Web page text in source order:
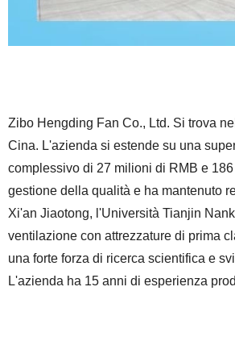
Zibo Hengding Fan Co., Ltd. Si trova
Cina. L'azienda si estende su una
complessivo di 27 milioni di RMB e
gestione della qualità e ha mantenuto
Xi'an Jiaotong, l'Università Tianjin
ventilazione con attrezzature di prima
una forte forza di ricerca scientifica e
L'azienda ha 15 anni di esperienza